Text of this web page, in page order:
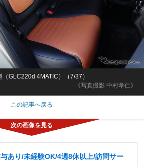
《写真撮影 中村孝仁》
GLC220d 4MATIC）（7/37）
この記事へ戻る
あり/未経験OK/4週8休以上/訪問サー